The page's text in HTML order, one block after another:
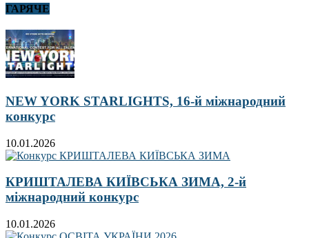
ГАРЯЧЕ
NEW YORK STARLIGHTS, 16-й міжнародний
конкурс
10.01.2026
КРИШТАЛЕВА КИЇВСЬКА ЗИМА, 2-й
міжнародний конкурс
10.01.2026